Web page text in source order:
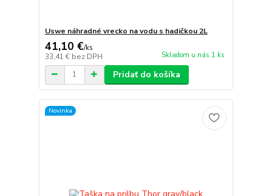
Uswe náhradné vrecko na vodu s hadičkou 2L
41,10 €/ks
33,41 € bez DPH Skladom u nás 1 ks
Pridať do košíka
Novinka